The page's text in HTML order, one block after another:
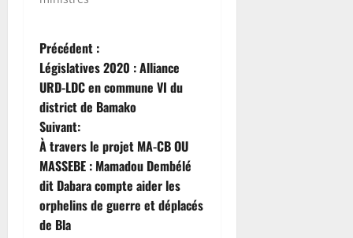
N
a
v
i
g
a
Précédent :
Législatives 2020 : Alliance
URD-LDC en commune VI du
district de Bamako
Suivant:
À travers le projet MA-CB OU
MASSEBE : Mamadou Dembélé
dit Dabara compte aider les
orphelins de guerre et déplacés
de Bla